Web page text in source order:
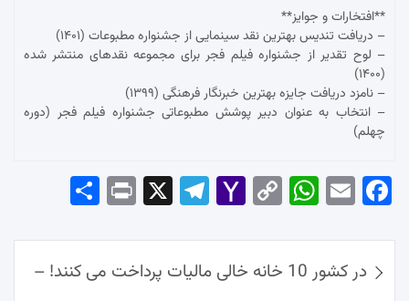
**افتخارات و جوایز**
– دریافت تندیس بهترین نقد سینمایی از جشنواره مطبوعات (۱۴۰۱)
– لوح تقدیر از جشنواره فیلم فجر برای مجموعه نقدهای منتشر شده
(۱۴۰۰)
– نامزد دریافت جایزه بهترین خبرنگار فرهنگی (۱۳۹۹)
– انتخاب به عنوان دبیر پوشش مطبوعاتی جشنواره فیلم فجر (دوره
چهلم)
Fac
ok
Em
Wh
Ap
p
Co
Lin
k
Yah
Mai
Tel
am
Pri
راهبری
نوشته‌ها
در کشور 10 خانه خالی مالیات پرداخت می کنند! –